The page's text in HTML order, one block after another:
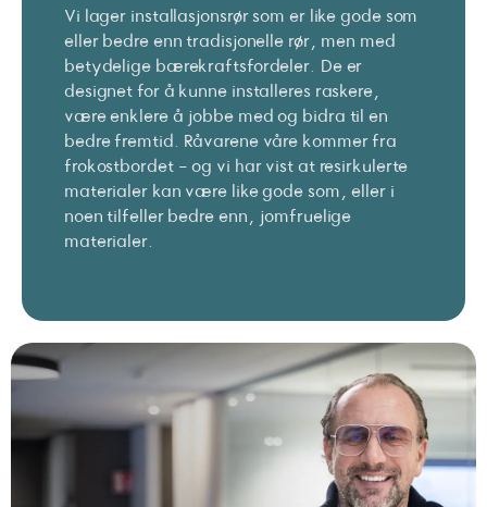
Vi lager installasjonsrør som er like gode som
eller bedre enn tradisjonelle rør, men med
betydelige bærekraftsfordeler. De er
designet for å kunne installeres raskere,
være enklere å jobbe med og bidra til en
bedre fremtid. Råvarene våre kommer fra
frokostbordet - og vi har vist at resirkulerte
materialer kan være like gode som, eller i
noen tilfeller bedre enn, jomfruelige
materialer.